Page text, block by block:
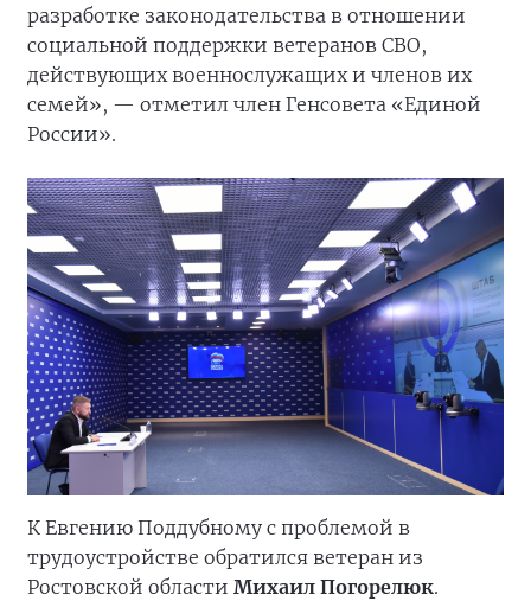
разработке законодательства в отношении
социальной поддержки ветеранов СВО,
действующих военнослужащих и членов их
семей», — отметил член Генсовета «Единой
России».
К Евгению Поддубному с проблемой в
трудоустройстве обратился ветеран из
Ростовской области Михаил Погорелюк.